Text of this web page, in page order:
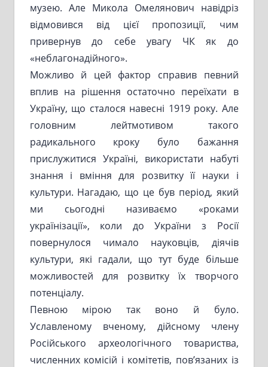
музею. Але Микола Омелянович навідріз
відмовився від цієї пропозиції, чим
привернув до себе увагу ЧК як до
«неблагонадійного».
Можливо й цей фактор справив певний
вплив на рішення остаточно переїхати в
Україну, що сталося навесні 1919 року. Але
головним лейтмотивом такого
радикального кроку було бажання
прислужитися Україні, використати набуті
знання і вміння для розвитку її науки і
культури. Нагадаю, що це був період, який
ми сьогодні називаємо «роками
українізації», коли до України з Росії
повернулося чимало науковців, діячів
культури, які гадали, що тут буде більше
можливостей для розвитку їх творчого
потенціалу.
Певною мірою так воно й було.
Уславленому вченому, дійсному члену
Російського археологічного товариства,
численних комісій і комітетів, пов’язаних із